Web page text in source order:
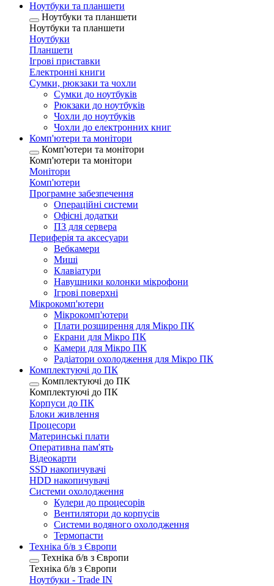
Ноутбуки та планшети
Ноутбуки та планшети
Ноутбуки та планшети
Ноутбуки
Планшети
Ігрові приставки
Електронні книги
Сумки, рюкзаки та чохли
Сумки до ноутбуків
Рюкзаки до ноутбуків
Чохли до ноутбуків
Чохли до електронних книг
Комп'ютери та монітори
Комп'ютери та монітори
Комп'ютери та монітори
Монітори
Комп'ютери
Програмне забезпечення
Операційні системи
Офісні додатки
ПЗ для сервера
Периферія та аксесуари
Вебкамери
Миші
Клавіатури
Навушники колонки мікрофони
Ігрові поверхні
Мікрокомп'ютери
Мікрокомп'ютери
Плати розширення для Мікро ПК
Екрани для Мікро ПК
Камери для Мікро ПК
Радіатори охолодження для Мікро ПК
Комплектуючі до ПК
Комплектуючі до ПК
Комплектуючі до ПК
Корпуси до ПК
Блоки живлення
Процесори
Материнські плати
Оперативна пам'ять
Відеокарти
SSD накопичувачі
HDD накопичувачі
Системи охолодження
Кулери до процесорів
Вентилятори до корпусів
Системи водяного охолодження
Термопасти
Техніка б/в з Європи
Техніка б/в з Європи
Техніка б/в з Європи
Ноутбуки - Trade IN